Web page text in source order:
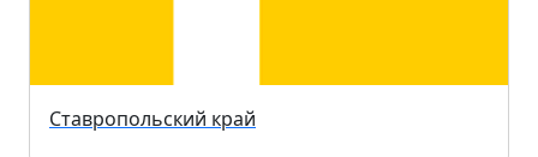
Ставропольский край